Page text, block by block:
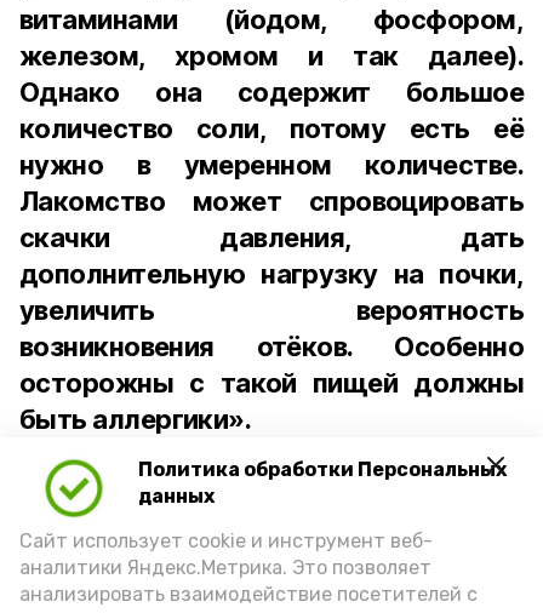
Политика обработки Персональных
данных
Сайт использует cookie и инструмент веб-
аналитики Яндекс.Метрика. Это позволяет
анализировать взаимодействие посетителей с
витаминами (йодом, фосфором,
железом, хромом и так далее).
Однако она содержит большое
количество соли, потому есть её
нужно в умеренном количестве.
Лакомство может спровоцировать
скачки давления, дать
дополнительную нагрузку на почки,
увеличить вероятность
возникновения отёков. Особенно
осторожны с такой пищей должны
быть аллергики».
Для взрослого человека безопасной
порцией икры считается 30-50 граммов
(2-3 ложки). При этом следует обратить
внимание на хлеб, с которым она